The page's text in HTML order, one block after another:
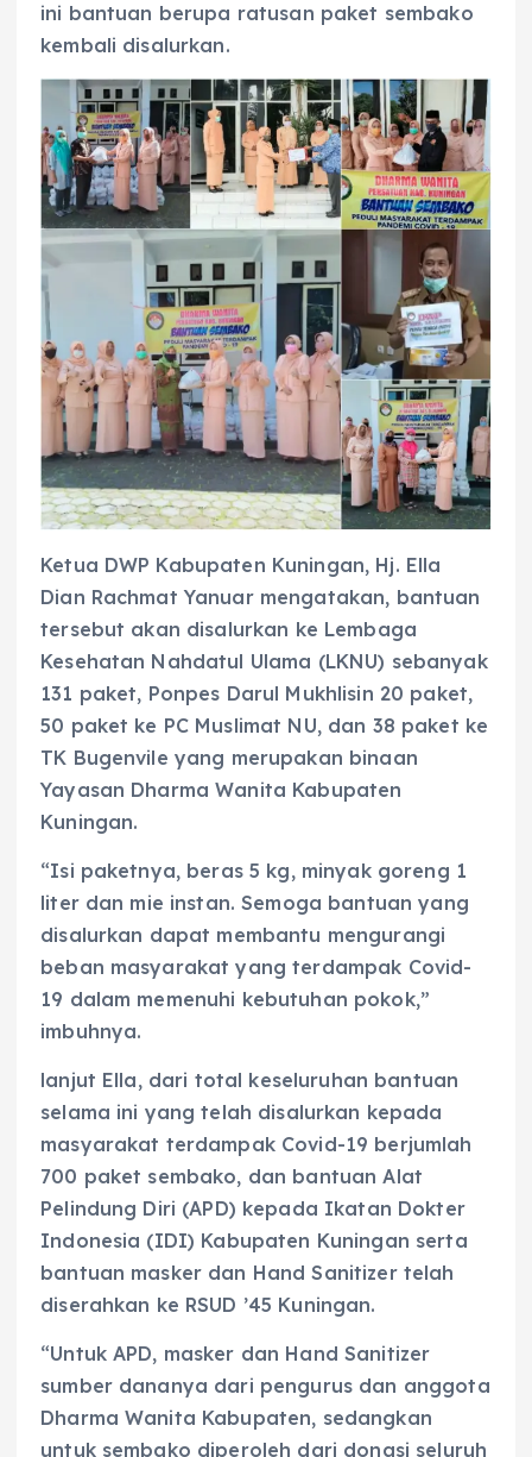
ini bantuan berupa ratusan paket sembako
kembali disalurkan.
Ketua DWP Kabupaten Kuningan, Hj. Ella
Dian Rachmat Yanuar mengatakan, bantuan
tersebut akan disalurkan ke Lembaga
Kesehatan Nahdatul Ulama (LKNU) sebanyak
131 paket, Ponpes Darul Mukhlisin 20 paket,
50 paket ke PC Muslimat NU, dan 38 paket ke
TK Bugenvile yang merupakan binaan
Yayasan Dharma Wanita Kabupaten
Kuningan.
“Isi paketnya, beras 5 kg, minyak goreng 1
liter dan mie instan. Semoga bantuan yang
disalurkan dapat membantu mengurangi
beban masyarakat yang terdampak Covid-
19 dalam memenuhi kebutuhan pokok,”
imbuhnya.
lanjut Ella, dari total keseluruhan bantuan
selama ini yang telah disalurkan kepada
masyarakat terdampak Covid-19 berjumlah
700 paket sembako, dan bantuan Alat
Pelindung Diri (APD) kepada Ikatan Dokter
Indonesia (IDI) Kabupaten Kuningan serta
bantuan masker dan Hand Sanitizer telah
diserahkan ke RSUD ’45 Kuningan.
“Untuk APD, masker dan Hand Sanitizer
sumber dananya dari pengurus dan anggota
Dharma Wanita Kabupaten, sedangkan
untuk sembako diperoleh dari donasi seluruh